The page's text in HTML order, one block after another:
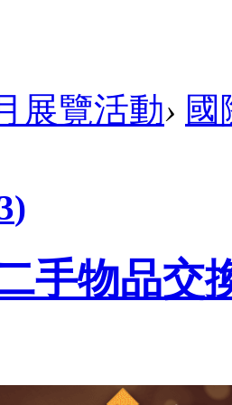
展覽活動› 國
)
手物品交